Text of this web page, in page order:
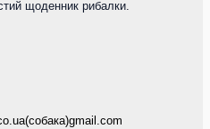
щоденник рибалки.